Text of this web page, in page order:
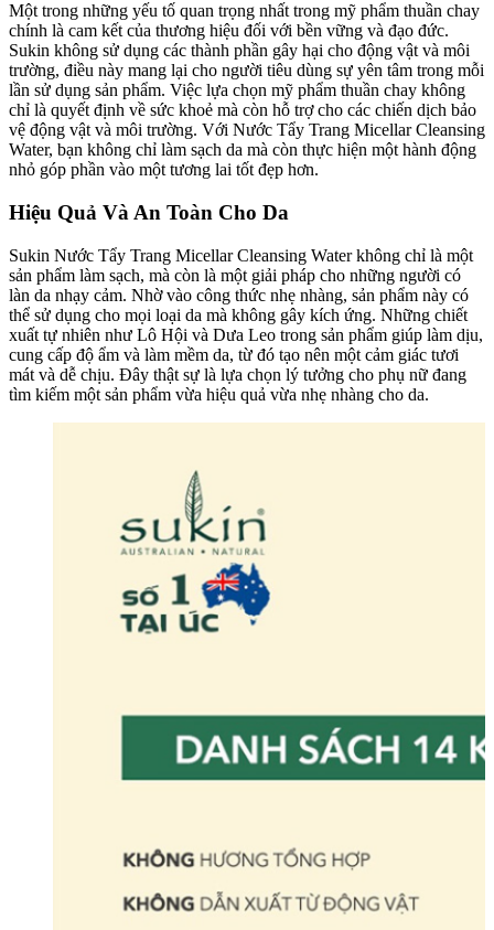
Một trong những yếu tố quan trọng nhất trong mỹ phẩm thuần chay
chính là cam kết của thương hiệu đối với bền vững và đạo đức.
Sukin không sử dụng các thành phần gây hại cho động vật và môi
trường, điều này mang lại cho người tiêu dùng sự yên tâm trong mỗi
lần sử dụng sản phẩm. Việc lựa chọn mỹ phẩm thuần chay không
chỉ là quyết định về sức khoẻ mà còn hỗ trợ cho các chiến dịch bảo
vệ động vật và môi trường. Với Nước Tẩy Trang Micellar Cleansing
Water, bạn không chỉ làm sạch da mà còn thực hiện một hành động
nhỏ góp phần vào một tương lai tốt đẹp hơn.
Hiệu Quả Và An Toàn Cho Da
Sukin Nước Tẩy Trang Micellar Cleansing Water không chỉ là một
sản phẩm làm sạch, mà còn là một giải pháp cho những người có
làn da nhạy cảm. Nhờ vào công thức nhẹ nhàng, sản phẩm này có
thể sử dụng cho mọi loại da mà không gây kích ứng. Những chiết
xuất tự nhiên như Lô Hội và Dưa Leo trong sản phẩm giúp làm dịu,
cung cấp độ ẩm và làm mềm da, từ đó tạo nên một cảm giác tươi
mát và dễ chịu. Đây thật sự là lựa chọn lý tưởng cho phụ nữ đang
tìm kiếm một sản phẩm vừa hiệu quả vừa nhẹ nhàng cho da.